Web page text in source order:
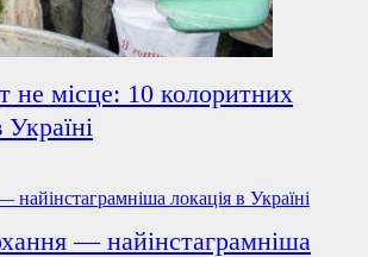
не місце: 10 колоритних
— найінстаграмніша